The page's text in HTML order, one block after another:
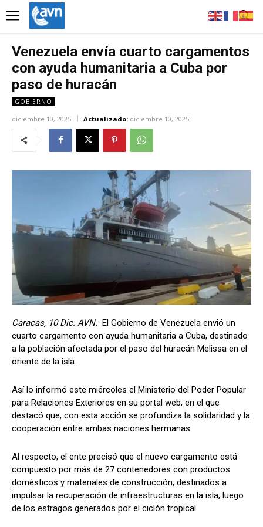
Venezuela envía cuarto cargamentos
con ayuda humanitaria a Cuba por
paso de huracán
GOBIERNO
diciembre 10, 2025 Actualizado: diciembre 10, 2025
Caracas, 10 Dic. AVN.-El Gobierno de Venezuela envió un
cuarto cargamento con ayuda humanitaria a Cuba, destinado
a la población afectada por el paso del huracán Melissa en el
oriente de la isla.
Así lo informó este miércoles el Ministerio del Poder Popular
para Relaciones Exteriores en su portal web, en el que
destacó que, con esta acción se profundiza la solidaridad y la
cooperación entre ambas naciones hermanas.
Al respecto, el ente precisó que el nuevo cargamento está
compuesto por más de 27 contenedores con productos
domésticos y materiales de construcción, destinados a
impulsar la recuperación de infraestructuras en la isla, luego
de los estragos generados por el ciclón tropical.